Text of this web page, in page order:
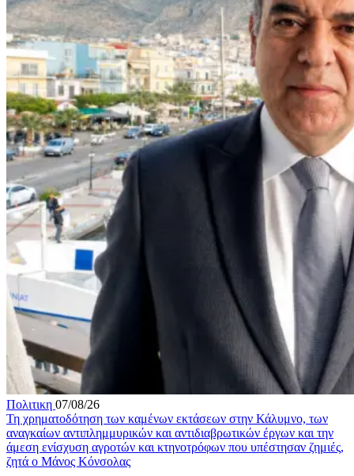
Πολιτικη 07/08/26
Τη χρηματοδότηση των καμένων εκτάσεων στην Κάλυμνο, των
αναγκαίων αντιπλημμυρικών και αντιδιαβρωτικών έργων και την
άμεση ενίσχυση αγροτών και κτηνοτρόφων που υπέστησαν ζημιές,
ζητά ο Μάνος Κόνσολας